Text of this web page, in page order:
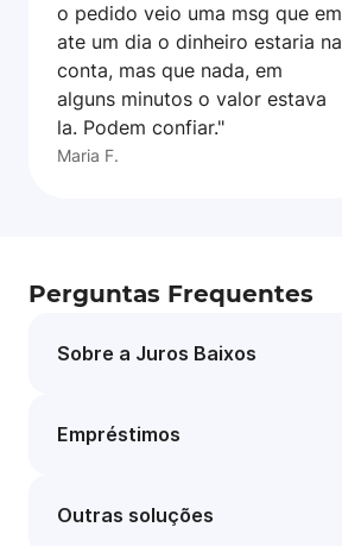
o pedido veio uma msg que em
ate um dia o dinheiro estaria na
conta, mas que nada, em
alguns minutos o valor estava
la. Podem confiar."
Maria F.
Perguntas Frequentes
Sobre a Juros Baixos
Empréstimos
Outras soluções